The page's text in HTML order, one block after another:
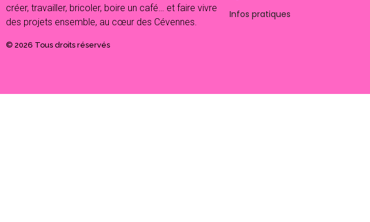
créer, travailler, bricoler, boire un café… et faire vivre
des projets ensemble, au cœur des Cévennes.
© 2026 Tous droits réservés
Infos pratiques